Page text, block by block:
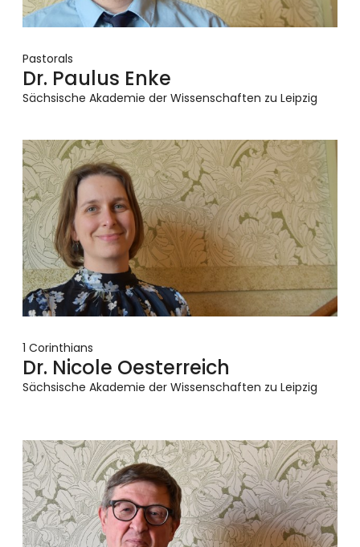
Pastorals
Dr. Paulus Enke
Sächsische Akademie der Wissenschaften zu Leipzig
1 Corinthians
Dr. Nicole Oesterreich
Sächsische Akademie der Wissenschaften zu Leipzig